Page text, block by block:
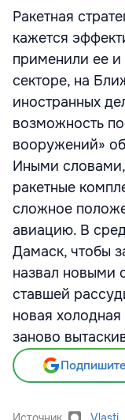
Ракетная
кажется
применили ее и
секторе, на
иностранных
возможность
вооружений»
Иными
ракетные
сложное
авиацию. В
Дамаск, чтобы
назвал новыми
ставшей
новая
заново